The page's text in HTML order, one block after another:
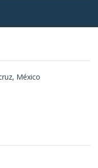
México